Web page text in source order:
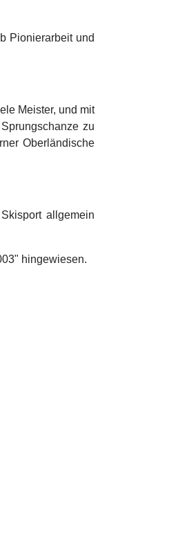
Pionierarbeit und
Meister, und mit
zu
Oberländische
allgemein
hingewiesen.